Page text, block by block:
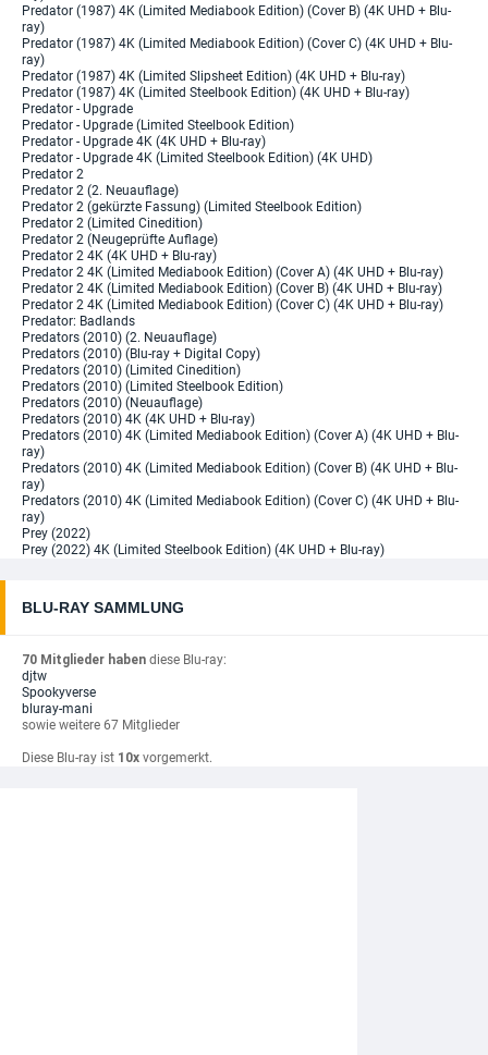
Predator (1987) 4K (Limited Mediabook Edition) (Cover B) (4K UHD + Blu-
ray)
Predator (1987) 4K (Limited Mediabook Edition) (Cover C) (4K UHD + Blu-
ray)
Predator (1987) 4K (Limited Slipsheet Edition) (4K UHD + Blu-ray)
Predator (1987) 4K (Limited Steelbook Edition) (4K UHD + Blu-ray)
Predator - Upgrade
Predator - Upgrade (Limited Steelbook Edition)
Predator - Upgrade 4K (4K UHD + Blu-ray)
Predator - Upgrade 4K (Limited Steelbook Edition) (4K UHD)
Predator 2
Predator 2 (2. Neuauflage)
Predator 2 (gekürzte Fassung) (Limited Steelbook Edition)
Predator 2 (Limited Cinedition)
Predator 2 (Neugeprüfte Auflage)
Predator 2 4K (4K UHD + Blu-ray)
Predator 2 4K (Limited Mediabook Edition) (Cover A) (4K UHD + Blu-ray)
Predator 2 4K (Limited Mediabook Edition) (Cover B) (4K UHD + Blu-ray)
Predator 2 4K (Limited Mediabook Edition) (Cover C) (4K UHD + Blu-ray)
Predator: Badlands
Predators (2010) (2. Neuauflage)
Predators (2010) (Blu-ray + Digital Copy)
Predators (2010) (Limited Cinedition)
Predators (2010) (Limited Steelbook Edition)
Predators (2010) (Neuauflage)
Predators (2010) 4K (4K UHD + Blu-ray)
Predators (2010) 4K (Limited Mediabook Edition) (Cover A) (4K UHD + Blu-
ray)
Predators (2010) 4K (Limited Mediabook Edition) (Cover B) (4K UHD + Blu-
ray)
Predators (2010) 4K (Limited Mediabook Edition) (Cover C) (4K UHD + Blu-
ray)
Prey (2022)
Prey (2022) 4K (Limited Steelbook Edition) (4K UHD + Blu-ray)
BLU-RAY SAMMLUNG
70 Mitglieder haben diese Blu-ray:
djtw
Spookyverse
bluray-mani
sowie weitere 67 Mitglieder
Diese Blu-ray ist 10x vorgemerkt.